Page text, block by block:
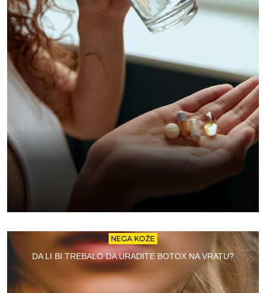
NEGA KOŽE
DA LI BI TREBALO DA URADITE BOTOX NA VRATU?